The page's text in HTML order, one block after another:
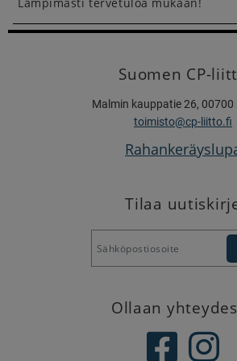
Suomen CP-
Malmin kauppatie 26, 00700
toimisto@cp-liitto.fi
Tilaa
Ollaan